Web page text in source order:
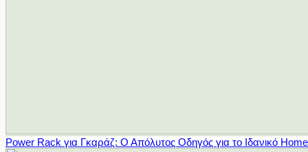
Power Rack για Γκαράζ: Ο Απόλυτος Οδηγός για το Ιδανικό